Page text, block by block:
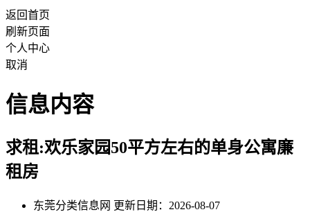
返回首页
刷新页面
个人中心
取消
信息内容
求租:欢乐家园50平方左右的单身公寓廉
租房
东莞分类信息网 更新日期：2026-08-07